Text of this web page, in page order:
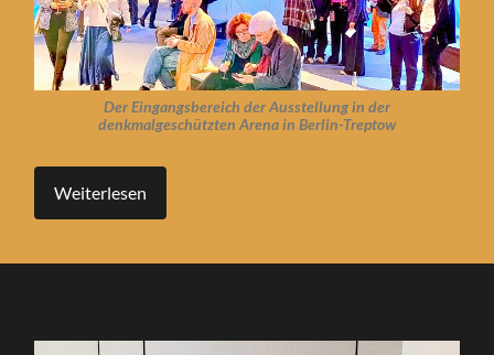
Der Eingangsbereich der Ausstellung in der
denkmalgeschützten Arena in Berlin-Treptow
Weiterlesen